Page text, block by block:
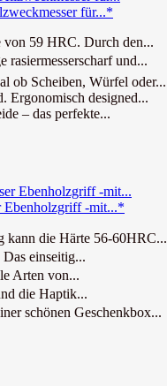
für...*
59 HRC. Durch den...
und...
ob Scheiben, Würfel oder...
Ergonomisch designed...
– das perfekte...
Ebenholzgriff -mit...*
kann die Härte 56-60HRC...
einseitig...
Arten von...
die Haptik...
schönen Geschenkbox...